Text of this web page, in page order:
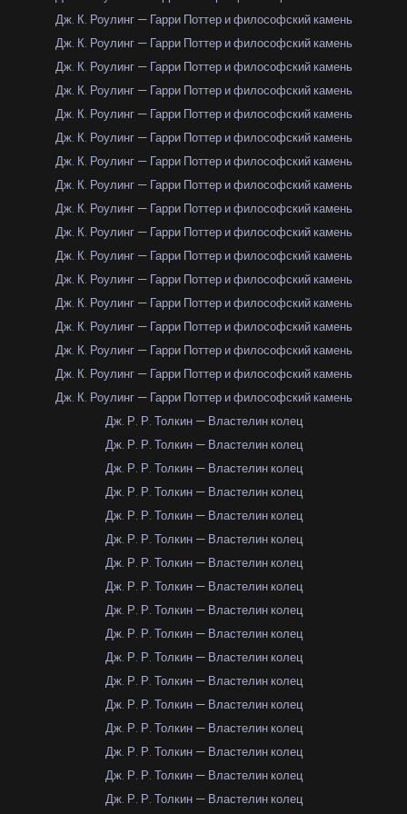
Дж. К. Роулинг — Гарри Поттер и философский камень
Дж. К. Роулинг — Гарри Поттер и философский камень
Дж. К. Роулинг — Гарри Поттер и философский камень
Дж. К. Роулинг — Гарри Поттер и философский камень
Дж. К. Роулинг — Гарри Поттер и философский камень
Дж. К. Роулинг — Гарри Поттер и философский камень
Дж. К. Роулинг — Гарри Поттер и философский камень
Дж. К. Роулинг — Гарри Поттер и философский камень
Дж. К. Роулинг — Гарри Поттер и философский камень
Дж. К. Роулинг — Гарри Поттер и философский камень
Дж. К. Роулинг — Гарри Поттер и философский камень
Дж. К. Роулинг — Гарри Поттер и философский камень
Дж. К. Роулинг — Гарри Поттер и философский камень
Дж. К. Роулинг — Гарри Поттер и философский камень
Дж. К. Роулинг — Гарри Поттер и философский камень
Дж. К. Роулинг — Гарри Поттер и философский камень
Дж. К. Роулинг — Гарри Поттер и философский камень
Дж. Р. Р. Толкин — Властелин колец
Дж. Р. Р. Толкин — Властелин колец
Дж. Р. Р. Толкин — Властелин колец
Дж. Р. Р. Толкин — Властелин колец
Дж. Р. Р. Толкин — Властелин колец
Дж. Р. Р. Толкин — Властелин колец
Дж. Р. Р. Толкин — Властелин колец
Дж. Р. Р. Толкин — Властелин колец
Дж. Р. Р. Толкин — Властелин колец
Дж. Р. Р. Толкин — Властелин колец
Дж. Р. Р. Толкин — Властелин колец
Дж. Р. Р. Толкин — Властелин колец
Дж. Р. Р. Толкин — Властелин колец
Дж. Р. Р. Толкин — Властелин колец
Дж. Р. Р. Толкин — Властелин колец
Дж. Р. Р. Толкин — Властелин колец
Дж. Р. Р. Толкин — Властелин колец